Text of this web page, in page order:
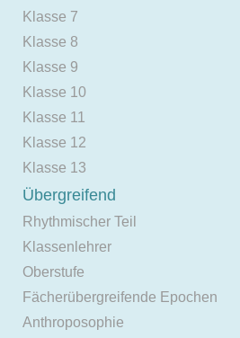
Klasse 7
Klasse 8
Klasse 9
Klasse 10
Klasse 11
Klasse 12
Klasse 13
Übergreifend
Rhythmischer Teil
Klassenlehrer
Oberstufe
Fächerübergreifende Epochen
Anthroposophie